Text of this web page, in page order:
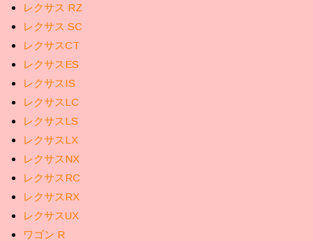
レクサス RZ
レクサス SC
レクサスCT
レクサスES
レクサスIS
レクサスLC
レクサスLS
レクサスLX
レクサスNX
レクサスRC
レクサスRX
レクサスUX
ワゴン R